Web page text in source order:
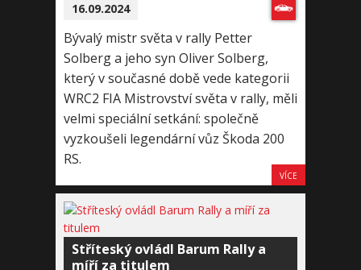
16.09.2024
Bývalý mistr světa v rally Petter
Solberg a jeho syn Oliver Solberg,
který v současné době vede kategorii
WRC2 FIA Mistrovství světa v rally, měli
velmi speciální setkání: společně
vyzkoušeli legendární vůz Škoda 200
RS.
VÍCE
Stříteský ovládl Barum Rally a
míří za titulem